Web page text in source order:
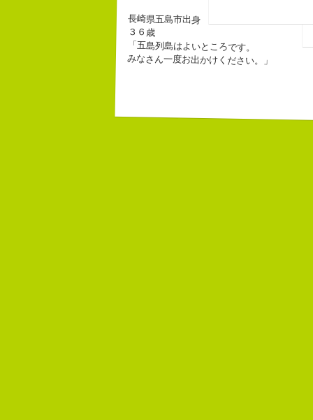
なぜかって言うと前にピーナッツを皆に一粒
なぜか、皆は喜んでなかったけどね。
ピーナッツ最高！落花生なんて呼ぶなっつーの
バカだけどたぶんいいヤツだ。もっとこんな
長崎県五島市出身
３６歳
「五島列島はよいところです。
みなさん一度お出かけください。」